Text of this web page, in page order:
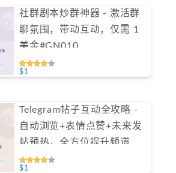
社群剧本炒群神器 - 激活群
聊氛围，带动互动，仅需 1
美金#GN010
$1
Telegram帖子互动全攻略 -
自动浏览+表情点赞+未来发
帖预热，全方位提升频道活
跃度（不支持免费测试）
$1